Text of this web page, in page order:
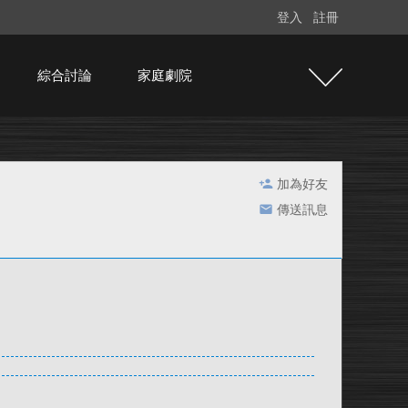
登入 註冊
綜合討論 家庭劇院
加為好友
傳送訊息